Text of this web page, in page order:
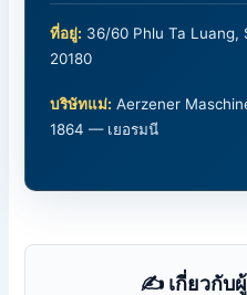
ที่อยู่: 36/60 Phlu Ta Luang,
20180
บริษัทแม่: Aerzener
1864 — เยอรมนี
✍️ เกี่ยวกับ